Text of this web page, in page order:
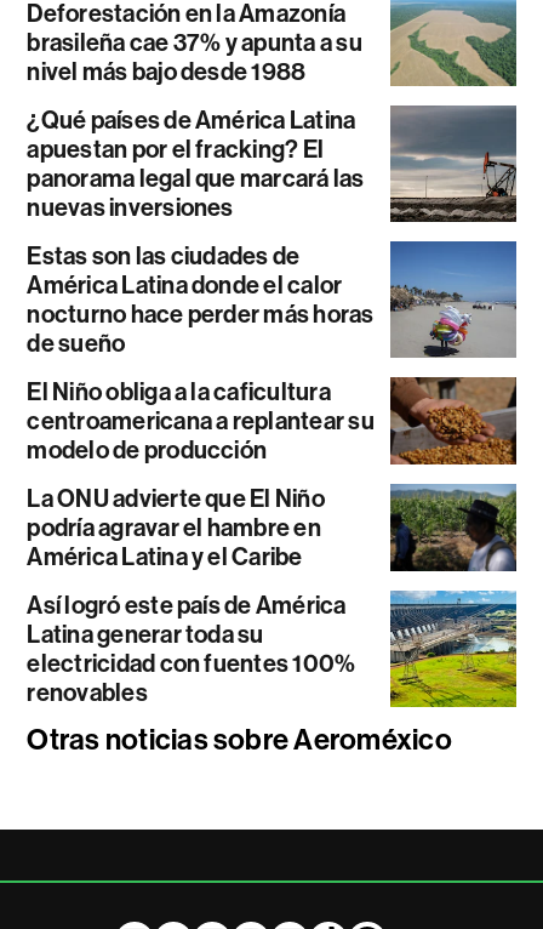
Deforestación en la Amazonía
brasileña cae 37% y apunta a su
nivel más bajo desde 1988
¿Qué países de América Latina
apuestan por el fracking? El
panorama legal que marcará las
nuevas inversiones
Estas son las ciudades de
América Latina donde el calor
nocturno hace perder más horas
de sueño
El Niño obliga a la caficultura
centroamericana a replantear su
modelo de producción
La ONU advierte que El Niño
podría agravar el hambre en
América Latina y el Caribe
Así logró este país de América
Latina generar toda su
electricidad con fuentes 100%
renovables
Otras noticias sobre Aeroméxico